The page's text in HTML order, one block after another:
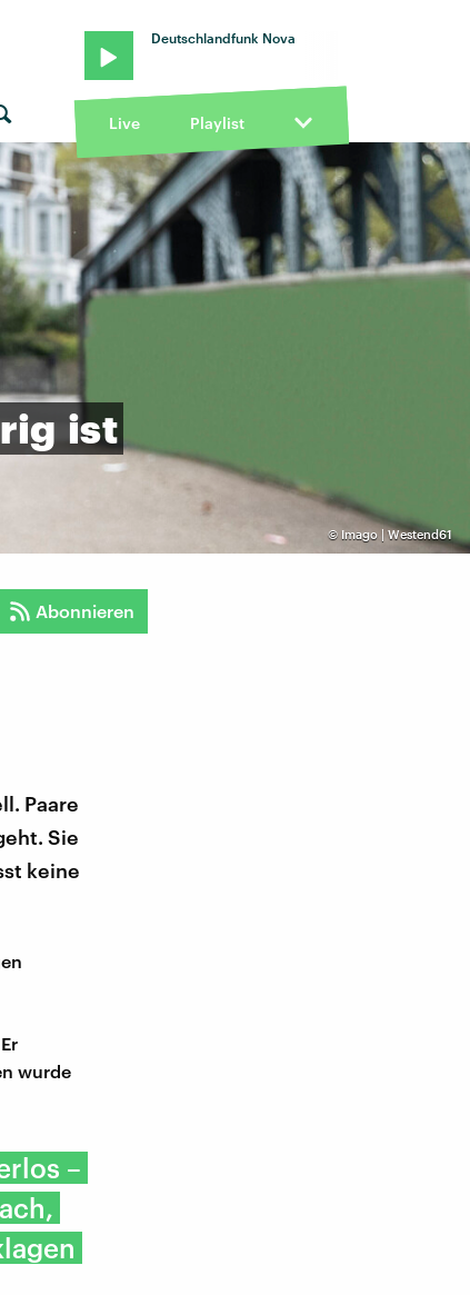
Deutschlandfunk Nova
Live Playlist
© Imago | Westend61
ist
Abonnieren
Paare
Sie
keine
wurde
–